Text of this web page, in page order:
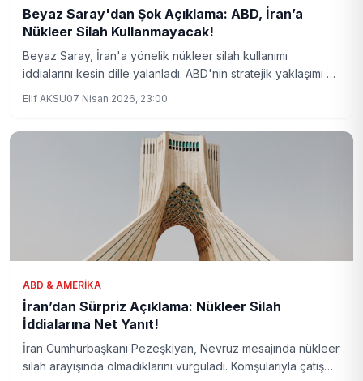
Beyaz Saray'dan Şok Açıklama: ABD, İran’a
Nükleer Silah Kullanmayacak!
Beyaz Saray, İran'a yönelik nükleer silah kullanımı
iddialarını kesin dille yalanladı. ABD'nin stratejik yaklaşımı ve
Elif AKSU07 Nisan 2026, 23:00
ABD & AMERIKA
İran’dan Sürpriz Açıklama: Nükleer Silah
İddialarına Net Yanıt!
İran Cumhurbaşkanı Pezeşkiyan, Nevruz mesajında nükleer
silah arayışında olmadıklarını vurguladı. Komşularıyla çatışma